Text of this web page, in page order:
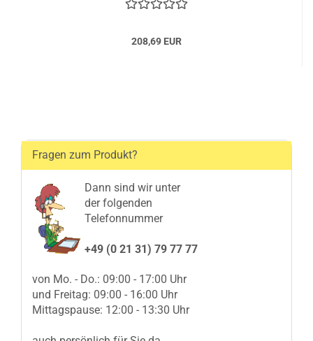
208,69 EUR
Fragen zum Produkt?
Dann sind wir unter
der folgenden
Telefonnummer
+49 (0 21 31) 79 77 77
von Mo. - Do.: 09:00 - 17:00 Uhr
und Freitag: 09:00 - 16:00 Uhr
Mittagspause: 12:00 - 13:30 Uhr